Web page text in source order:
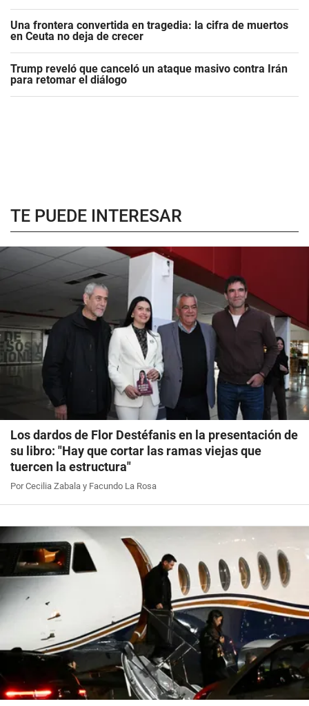
Una frontera convertida en tragedia: la cifra de muertos
en Ceuta no deja de crecer
Trump reveló que canceló un ataque masivo contra Irán
para retomar el diálogo
TE PUEDE INTERESAR
Los dardos de Flor Destéfanis en la presentación de
su libro: "Hay que cortar las ramas viejas que
tuercen la estructura"
Por Cecilia Zabala y Facundo La Rosa